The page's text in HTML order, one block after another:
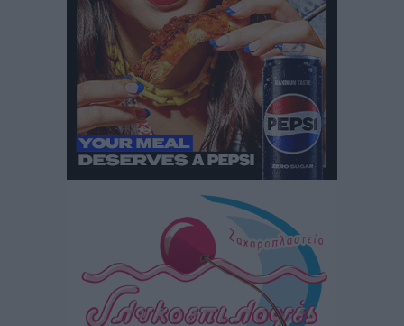
Γ. Χατζημάρκος: “Δύο μεγάλες δεσμεύσεις
Γεωργιάδη” – Κίνητρα για τους γιατρούς των νησιών
και συνεργασία Ρόδου με το Αττικόν για το
Ακτινοθεραπευτικό
Τοπικές Ειδήσεις• πριν 2 ώρες
Σούπερ μάρκετ: Διευρύνεται η εθνική πρωτοβουλία
για τις τιμές – Eρχονται νέες συμμετοχές εταιρειών
Συνελήφθησαν έξι άτομα για ηχορύπανση από
καταστήματα στο Νότιο Αιγαίο
Τοπικές Ειδήσεις• πριν 3 ώρες